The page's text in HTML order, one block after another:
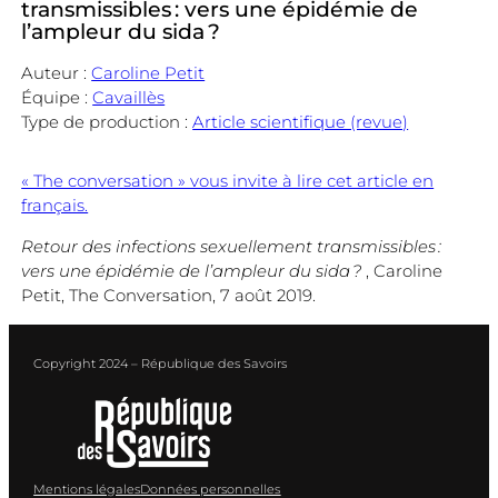
transmissibles : vers une épidémie de
l’ampleur du sida ?
Auteur :Caroline Petit
Équipe :Cavaillès
Type de production :Article scientifique (revue)
« The conversation » vous invite à lire cet article en
français.
Retour des infections sexuellement transmissibles :
vers une épidémie de l’ampleur du sida ? , Caroline
Petit, The Conversation, 7 août 2019.
Copyright 2024 – République des Savoirs
Mentions légalesDonnées personnelles